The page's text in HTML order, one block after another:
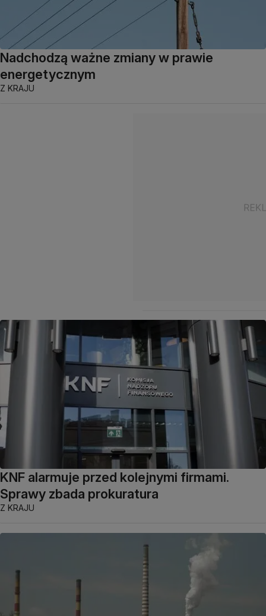
Nadchodzą ważne zmiany w prawie
energetycznym
Z KRAJU
KNF alarmuje przed kolejnymi firmami.
Sprawy zbada prokuratura
Z KRAJU